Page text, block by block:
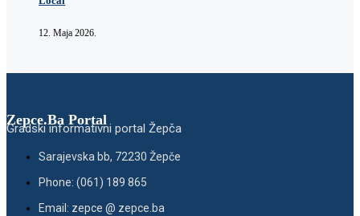
12. Maja 2026.
Zepce.Ba Portal
Gradski informativni portal Žepča
Sarajevska bb, 72230 Žepče
Phone: (061) 189 865
Email: zepce @ zepce.ba